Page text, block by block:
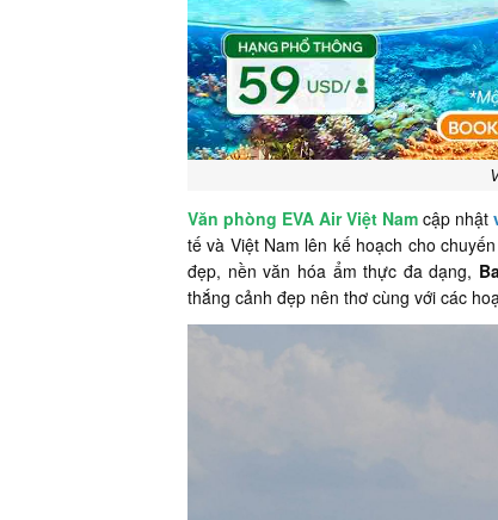
Văn phòng EVA Air Việt Nam cập nhật
tế và Việt Nam lên kế hoạch cho
đẹp, nền văn hóa ẩm thực đa dạng,
thắng cảnh đẹp nên thơ cùng với các